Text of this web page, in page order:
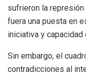
sufrieron la
fuera una puesta en
iniciativa y
Sin embargo, el
contradicciones al